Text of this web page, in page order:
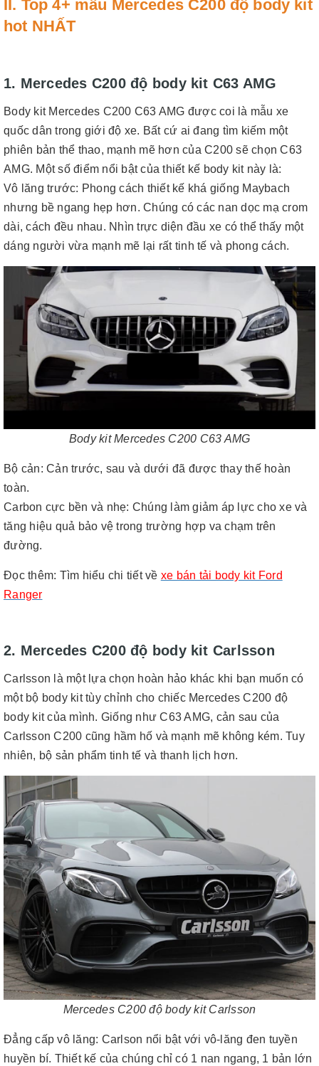
II. Top 4+ mẫu Mercedes C200 độ body kit
hot NHẤT
1. Mercedes C200 độ body kit C63 AMG
Body kit Mercedes C200 C63 AMG được coi là mẫu xe
quốc dân trong giới độ xe. Bất cứ ai đang tìm kiếm một
phiên bản thể thao, mạnh mẽ hơn của C200 sẽ chọn C63
AMG. Một số điểm nổi bật của thiết kế body kit này là:
Vô lăng trước: Phong cách thiết kế khá giống Maybach
nhưng bề ngang hẹp hơn. Chúng có các nan dọc mạ crom
dài, cách đều nhau. Nhìn trực diện đầu xe có thể thấy một
dáng người vừa mạnh mẽ lại rất tinh tế và phong cách.
Body kit Mercedes C200 C63 AMG
Bộ cản: Cản trước, sau và dưới đã được thay thế hoàn
toàn.
Carbon cực bền và nhẹ: Chúng làm giảm áp lực cho xe và
tăng hiệu quả bảo vệ trong trường hợp va chạm trên
đường.
Đọc thêm: Tìm hiểu chi tiết về xe bán tải body kit Ford
Ranger
2. Mercedes C200 độ body kit Carlsson
Carlsson là một lựa chọn hoàn hảo khác khi bạn muốn có
một bộ body kit tùy chỉnh cho chiếc Mercedes C200 độ
body kit của mình. Giống như C63 AMG, cản sau của
Carlsson C200 cũng hầm hố và mạnh mẽ không kém. Tuy
nhiên, bộ sản phẩm tinh tế và thanh lịch hơn.
Mercedes C200 độ body kit Carlsson
Đẳng cấp vô lăng: Carlson nổi bật với vô-lăng đen tuyền
huyền bí. Thiết kế của chúng chỉ có 1 nan ngang, 1 bản lớn